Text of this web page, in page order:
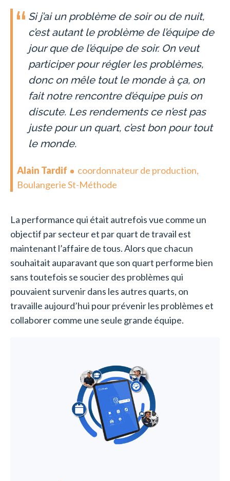
Si j’ai un problème de soir ou de nuit,
c’est autant le problème de l’équipe de
jour que de l’équipe de soir. On veut
participer pour régler les problèmes,
donc on mêle tout le monde à ça, on
fait notre rencontre d’équipe puis on
discute. Les rendements ce n’est pas
juste pour un quart, c’est bon pour tout
le monde.
Alain Tardif
coordonnateur de production,
Boulangerie St-Méthode
La performance qui était autrefois vue comme un
objectif par secteur et par quart de travail est
maintenant l’affaire de tous. Alors que chacun
souhaitait auparavant que son quart performe bien
sans toutefois se soucier des problèmes qui
pouvaient survenir dans les autres quarts, on
travaille aujourd’hui pour prévenir les problèmes et
collaborer comme une seule grande équipe.